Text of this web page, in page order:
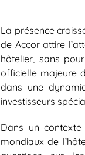
La présence
de Accorattire
hôtelier, sans
officielle majeure
dans une
investisseurs
Dans un
mondiaux de